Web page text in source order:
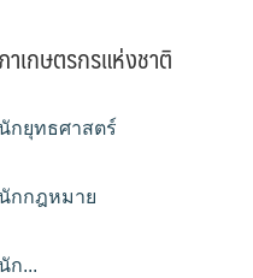
เกษตรกรแห่งชาติ
กยุทธศาสตร์
กกฎหมาย
ก...